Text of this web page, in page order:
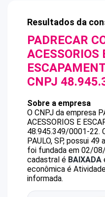
Resultados da
PADRECAR
ACESSORIOS
CNPJ
Sobre a empresa
O CNPJ da empresa
ACESSORIOS E
48.945.349/0001-22.
PAULO, SP, possui
foi fundada em 02/
cadastral é BAIXADA
econômica é
informada.